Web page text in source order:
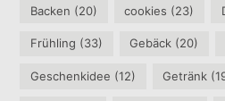
Backen (20) cookies (23)
Frühling (33) Gebäck (20)
Geschenkidee (12) Getränk